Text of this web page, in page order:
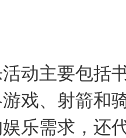
动主要包括
戏、射箭和
乐需求，还